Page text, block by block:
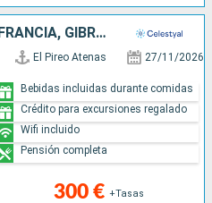
GRECIA, TURQUÍA, ITALIA, FRANCIA, GIBRALTAR, MARRUECOS, MALLORCA, ESPAÑA
El Pireo Atenas 27/11/2026
300 € +Tasas
Bebidas incluidas durante comidas
Crédito para excursiones regalado
Wifi incluido
Pensión completa